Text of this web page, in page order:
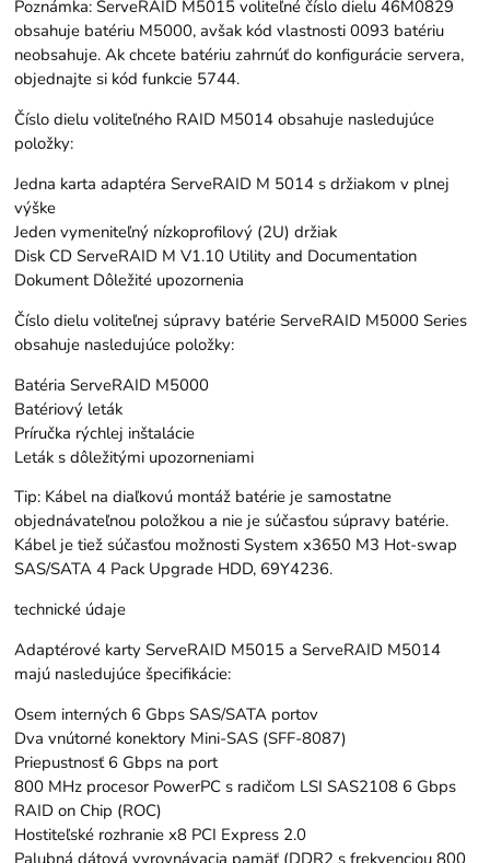
Poznámka: ServeRAID M5015 voliteľné číslo dielu 46M0829
obsahuje batériu M5000, avšak kód vlastnosti 0093 batériu
neobsahuje. Ak chcete batériu zahrnúť do konfigurácie servera,
objednajte si kód funkcie 5744.
Číslo dielu voliteľného RAID M5014 obsahuje nasledujúce
položky:
Jedna karta adaptéra ServeRAID M 5014 s držiakom v plnej
výške
Jeden vymeniteľný nízkoprofilový (2U) držiak
Disk CD ServeRAID M V1.10 Utility and Documentation
Dokument Dôležité upozornenia
Číslo dielu voliteľnej súpravy batérie ServeRAID M5000 Series
obsahuje nasledujúce položky:
Batéria ServeRAID M5000
Batériový leták
Príručka rýchlej inštalácie
Leták s dôležitými upozorneniami
Tip: Kábel na diaľkovú montáž batérie je samostatne
objednávateľnou položkou a nie je súčasťou súpravy batérie.
Kábel je tiež súčasťou možnosti System x3650 M3 Hot-swap
SAS/SATA 4 Pack Upgrade HDD, 69Y4236.
technické údaje
Adaptérové karty ServeRAID M5015 a ServeRAID M5014
majú nasledujúce špecifikácie:
Osem interných 6 Gbps SAS/SATA portov
Dva vnútorné konektory Mini-SAS (SFF-8087)
Priepustnosť 6 Gbps na port
800 MHz procesor PowerPC s radičom LSI SAS2108 6 Gbps
RAID on Chip (ROC)
Hostiteľské rozhranie x8 PCI Express 2.0